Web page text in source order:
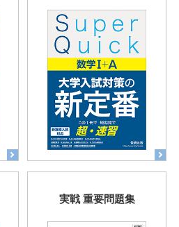
実戦 重要問題集